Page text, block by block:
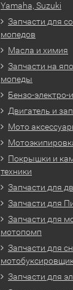
Yamaha, Suzuki
Запчасти для
мопедов
Масла и химия
Запчасти на
мопеды
Бензо-электро-
Двигатель и
Мото
Покрышки и
техники
Запчасти для
Запчасти для
Запчасти для
мотопомп
Запчасти для
Запчасти для